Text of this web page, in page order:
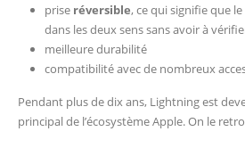
prise réversible, ce qui signifie que
dans les deux sens sans avoir à
meilleure durabilité
compatibilité avec de nombreux
Pendant plus de dix ans, Lightning est
principal de l’écosystème Apple. On le